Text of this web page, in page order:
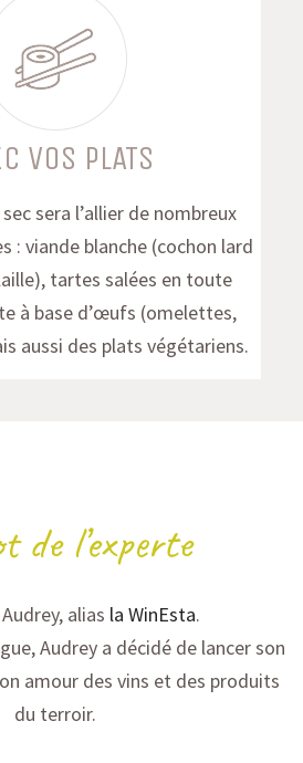
VOS PLATS
sera l’allier de nombreux
: viande blanche (cochon lard
tartes salées en toute
à base d’œufs (omelettes,
aussi des plats végétariens.
de l’experte
alias la WinEsta.
Audrey a décidé de lancer son
amour des vins et des produits
du terroir.